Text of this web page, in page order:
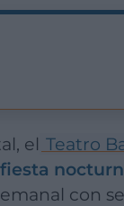
el Teatro
con